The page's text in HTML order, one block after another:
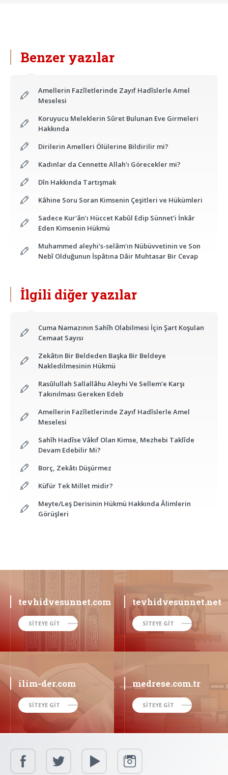
Benzer yazılar
Amellerin Fazîletlerinde Zayıf Hadîslerle Amel
Meselesi
Koruyucu Meleklerin Sûret Bulunan Eve Girmeleri
Hakkında
Dirilerin Amelleri Ölülerine Bildirilir mi?
Kadınlar da Cennette Allah'ı Görecekler mi?
Dîn Hakkında Tartışmak
Kâhine Soru Soran Kimsenin Çeşitleri ve Hükümleri
Sadece Kur'ân'ı Hüccet Kabûl Edip Sünnet'i İnkâr
Eden Kimsenin Hükmü
Muhammed aleyhi's-selâm'ın Nübüvvetinin ve Son
Nebî Olduğunun İspâtına Dâir Muhtasar Bir Cevap
İlgili diğer yazılar
Cuma Namazının Sahîh Olabilmesi İçin Şart Koşulan
Cemaat Sayısı
Zekâtın Bir Beldeden Başka Bir Beldeye
Nakledilmesinin Hükmü
Rasûlullah Sallallâhu Aleyhi Ve Sellem'e Karşı
Takınılması Gereken Edeb
Amellerin Fazîletlerinde Zayıf Hadîslerle Amel
Meselesi
Sahîh Hadîse Vâkıf Olan Kimse, Mezhebi Taklîde
Devam Edebilir Mi?
Borç, Zekâtı Düşürmez
Küfür Tek Millet midir?
Meyte/Leş Derisinin Hükmü Hakkında Âlimlerin
Görüşleri
tevhidvesunnet.com
SİTEYE GİT
tevhidvesunnet.net
SİTEYE GİT
ilim-der.com
SİTEYE GİT
medrese.com.tr
SİTEYE GİT